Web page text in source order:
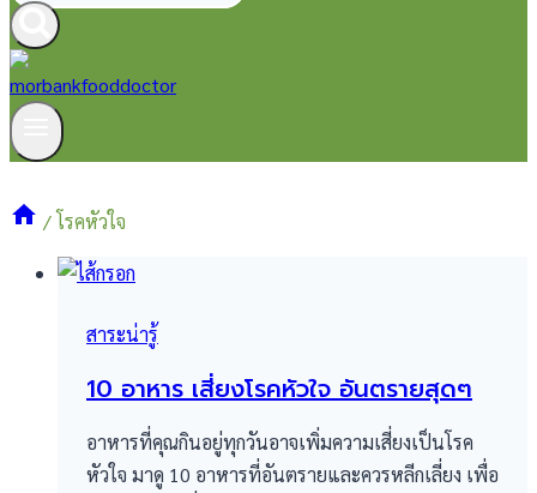
/โรคหัวใจ
สาระน่ารู้
10 อาหาร เสี่ยงโรคหัวใจ อันตรายสุดๆ
อาหารที่คุณกินอยู่ทุกวันอาจเพิ่มความเสี่ยงเป็นโรค
หัวใจ มาดู 10 อาหารที่อันตรายและควรหลีกเลี่ยง เพื่อ